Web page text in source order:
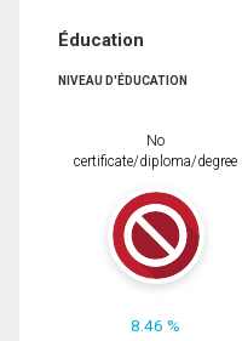
Éducation
NIVEAU D'ÉDUCATION
No
certificate/diploma/degree
8.46 %